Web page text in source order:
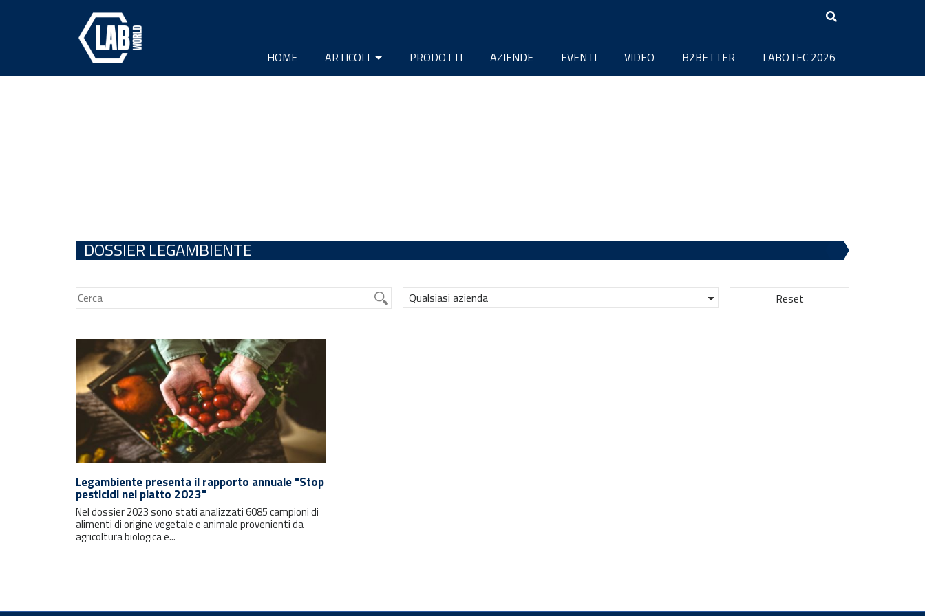
HOME ARTICOLI PRODOTTI AZIENDE EVENTI VIDEO B2BETTER LABOTEC 2026
DOSSIER LEGAMBIENTE
Qualsiasi azienda Reset
Legambiente presenta il rapporto annuale "Stop
pesticidi nel piatto 2023"
Nel dossier 2023 sono stati analizzati 6085 campioni di
alimenti di origine vegetale e animale provenienti da
agricoltura biologica e...
Rimani sempre aggiornato con le
ultime notizie e i prossimi eventi.